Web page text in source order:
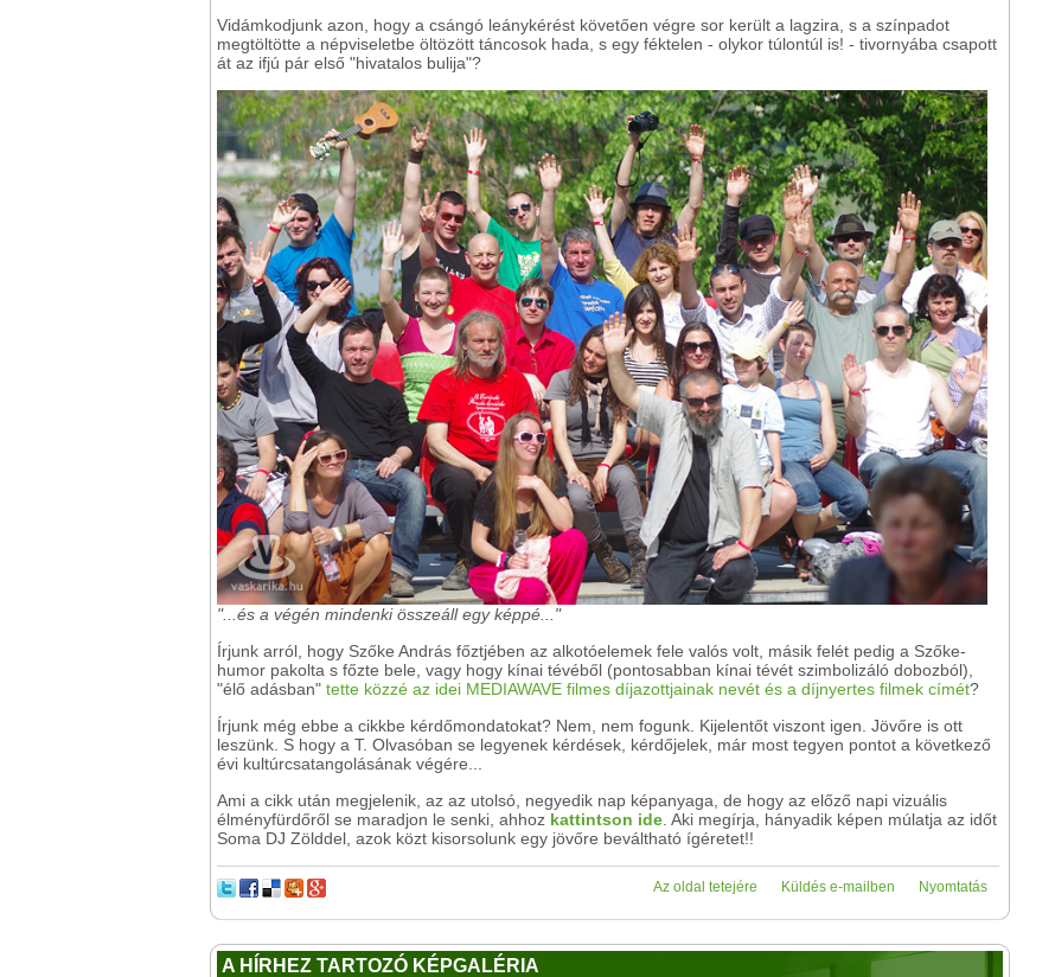
Vidámkodjunk azon, hogy a csángó leánykérést követően végre sor került a lagzira, s a színpadot
megtöltötte a népviseletbe öltözött táncosok hada, s egy féktelen - olykor túlontúl is! - tivornyába csapott
át az ifjú pár első "hivatalos bulija"?
"...és a végén mindenki összeáll egy képpé..."
Írjunk arról, hogy Szőke András főztjében az alkotóelemek fele valós volt, másik felét pedig a Szőke-
humor pakolta s főzte bele, vagy hogy kínai tévéből (pontosabban kínai tévét szimbolizáló dobozból),
"élő adásban" tette közzé az idei MEDIAWAVE filmes díjazottjainak nevét és a díjnyertes filmek címét?
Írjunk még ebbe a cikkbe kérdőmondatokat? Nem, nem fogunk. Kijelentőt viszont igen. Jövőre is ott
leszünk. S hogy a T. Olvasóban se legyenek kérdések, kérdőjelek, már most tegyen pontot a következő
évi kultúrcsatangolásának végére...
Ami a cikk után megjelenik, az az utolsó, negyedik nap képanyaga, de hogy az előző napi vizuális
élményfürdőről se maradjon le senki, ahhoz kattintson ide . Aki megírja, hányadik képen múlatja az időt
Soma DJ Zölddel, azok közt kisorsolunk egy jövőre beváltható ígéretet!!
Nyomtatás
Küldés e-mailben
Az oldal tetejére
A HÍRHEZ TARTOZÓ KÉPGALÉRIA